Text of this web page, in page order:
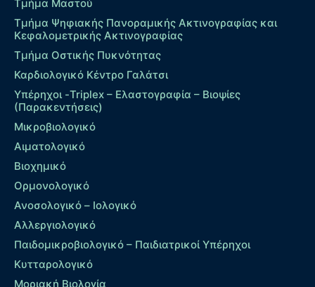
Τμήμα Μαστού
Τμήμα Ψηφιακής Πανοραμικής Ακτινογραφίας και
Κεφαλομετρικής Ακτινογραφίας
Τμήμα Οστικής Πυκνότητας
Καρδιολογικό Κέντρο Γαλάτσι
Υπέρηχοι -Triplex – Eλαστογραφία – Βιοψίες
(Παρακεντήσεις)
Μικροβιολογικό
Αιματολογικό
Βιοχημικό
Ορμονολογικό
Ανοσολογικό – Ιολογικό
Αλλεργιολογικό
Παιδομικροβιολογικό – Παιδιατρικοί Υπέρηχοι
Κυτταρολογικό
Μοριακή Βιολογία